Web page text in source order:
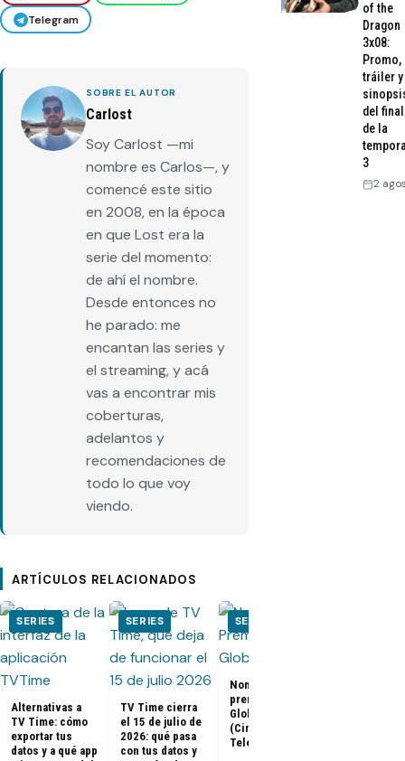
Telegram
SOBRE EL AUTOR
Carlost
Soy Carlost —mi
nombre es Carlos—, y
comencé este sitio
en 2008, en la época
en que Lost era la
serie del momento:
de ahí el nombre.
Desde entonces no
he parado: me
encantan las series y
el streaming, y acá
vas a encontrar mis
coberturas,
adelantos y
recomendaciones de
todo lo que voy
viendo.
ARTÍCULOS RELACIONADOS
SERIES
Alternativas a
TV Time: cómo
exportar tus
datos y a qué app
SERIES
TV Time cierra
el 15 de julio de
2026: qué pasa
con tus datos y
SERIES
Nominados a los
premios Golden
Globes 2025
(Cine y
Televisión)
of the
Dragon
3x08:
Promo,
tráiler y
del final
de la
3
2